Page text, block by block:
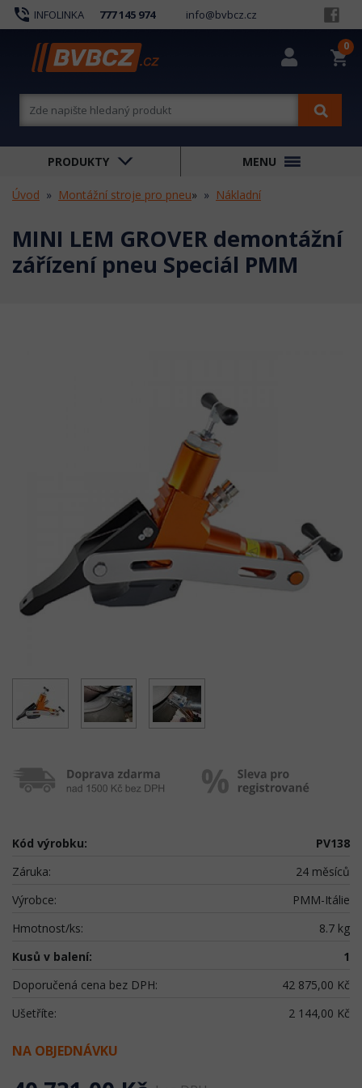
phone_in_talk INFOLINKA 777 145 974 info@bvbcz.cz
shopping_cart
0
PRODUKTY MENU
Úvod Montážní stroje pro pneu» Nákladní
MINI LEM GROVER demontážní
zářízení pneu Speciál PMM
Kód výrobku:
PV138
Záruka:
24 měsíců
Výrobce:
PMM-Itálie
Hmotnost/ks:
8.7 kg
Kusů v balení:
1
Doporučená cena bez DPH:
42 875,00 Kč
Ušetříte:
2 144,00 Kč
NA OBJEDNÁVKU